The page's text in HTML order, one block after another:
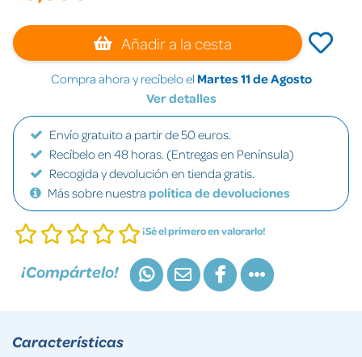
Añadir a la cesta
Compra ahora y recíbelo el Martes 11 de Agosto
Ver detalles
Envío gratuito a partir de 50 euros.
Recíbelo en 48 horas. (Entregas en Península)
Recogida y devolución en tienda gratis.
Más sobre nuestra política de devoluciones
¡Sé el primero en valorarlo!
¡Compártelo!
Características